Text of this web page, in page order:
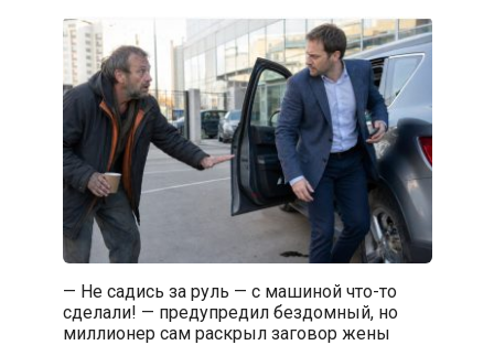
— Не садись за руль — с машиной что-то
сделали! — предупредил бездомный, но
миллионер сам раскрыл заговор жены